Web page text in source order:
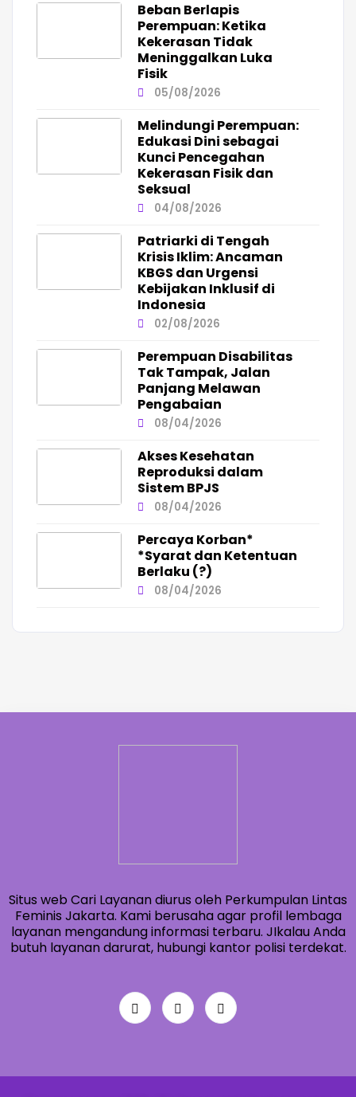
Beban Berlapis
Perempuan: Ketika
Kekerasan Tidak
Meninggalkan Luka
Fisik
05/08/2026
Melindungi Perempuan:
Edukasi Dini sebagai
Kunci Pencegahan
Kekerasan Fisik dan
Seksual
04/08/2026
Patriarki di Tengah
Krisis Iklim: Ancaman
KBGS dan Urgensi
Kebijakan Inklusif di
Indonesia
02/08/2026
Perempuan Disabilitas
Tak Tampak, Jalan
Panjang Melawan
Pengabaian
08/04/2026
Akses Kesehatan
Reproduksi dalam
Sistem BPJS
08/04/2026
Percaya Korban*
*Syarat dan Ketentuan
Berlaku (?)
08/04/2026
Situs web Cari Layanan diurus oleh Perkumpulan Lintas
Feminis Jakarta. Kami berusaha agar profil lembaga
layanan mengandung informasi terbaru. JIkalau Anda
butuh layanan darurat, hubungi kantor polisi terdekat.